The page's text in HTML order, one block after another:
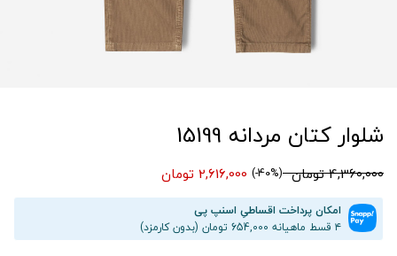
شلوار کتان مردانه 15199
4,360,000 تومان (40%-)
امکان پرداخت اقساطیِ اسنپ پی
۴ قسط ماهیانه 654,000 تومان (بدون کارمزد)